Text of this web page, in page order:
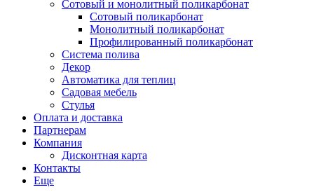
Сотовый и монолитный поликарбонат
Сотовый поликарбонат
Монолитный поликарбонат
Профилированный поликарбонат
Система полива
Декор
Автоматика для теплиц
Садовая мебель
Стулья
Оплата и доставка
Партнерам
Компания
Дисконтная карта
Контакты
Еще